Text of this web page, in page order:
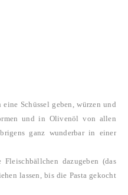
Schüssel geben, würzen und
und in Olivenöl von allen
ganz wunderbar in einer
dazugeben (das
lassen, bis die Pasta gekocht